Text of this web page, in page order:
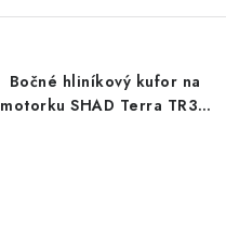
Bočné hliníkový kufor na
motorku SHAD Terra TR36